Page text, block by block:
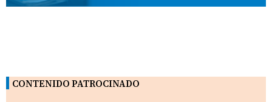
CONTENIDO PATROCINADO